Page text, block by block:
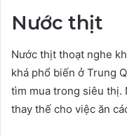
Nước thịt
Nước thịt thoạt nghe
khá phổ biến ở Trung
tìm mua trong siêu thị.
thay thế cho việc ăn